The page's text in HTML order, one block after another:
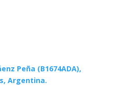
Peña (B1674ADA),
Argentina.